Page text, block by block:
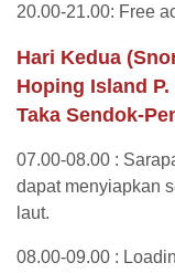
20.00-21.00: Free
Hari Kedua
Hoping Island
Taka Sendok-
07.00-08.00 :
dapat menyiapkan
laut.
08.00-09.00 :